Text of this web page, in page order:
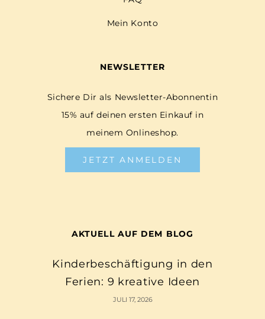
Mein Konto
NEWSLETTER
Sichere Dir als Newsletter-Abonnentin
15% auf deinen ersten Einkauf in
meinem Onlineshop.
JETZT ANMELDEN
AKTUELL AUF DEM BLOG
Kinderbeschäftigung in den
Ferien: 9 kreative Ideen
JULI 17, 2026